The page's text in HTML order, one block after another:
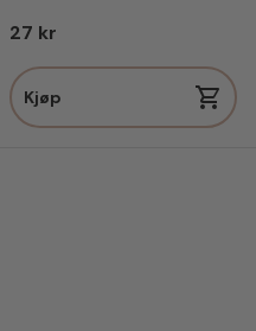
Vanlig pris
27 kr
Kjøp